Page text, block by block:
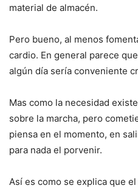
material de almacén.
Pero bueno, al menos
cardio. En general parece
algún día sería conveniente
Mas como la necesidad
sobre la marcha, pero
piensa en el momento, en
para nada el porvenir.
Así es como se explica que